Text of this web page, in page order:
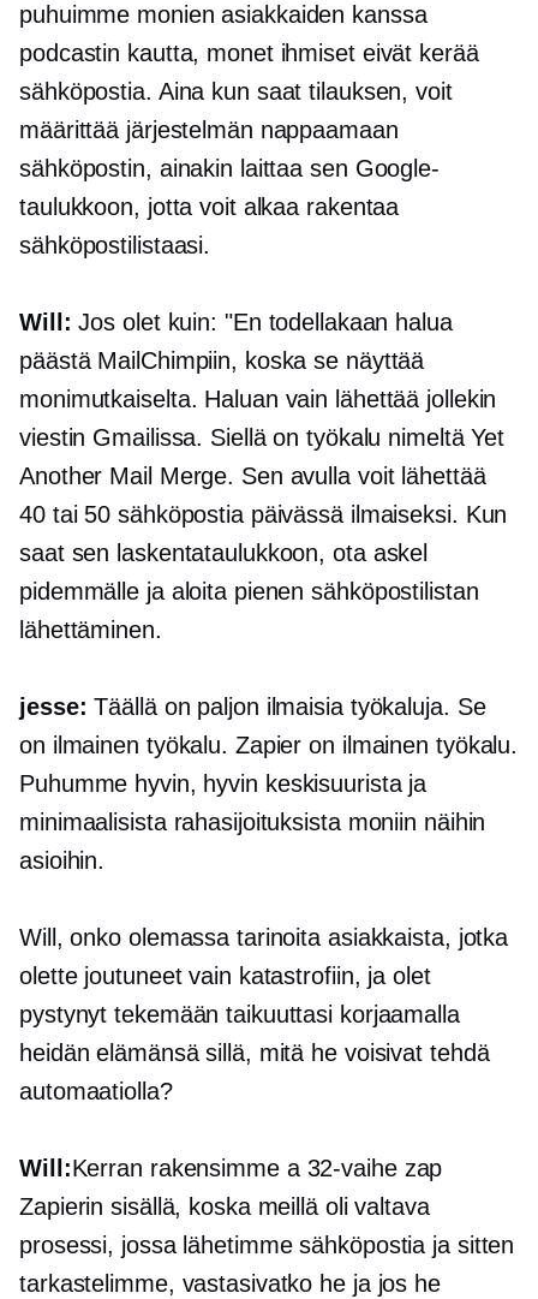
puhuimme monien asiakkaiden kanssa
podcastin kautta, monet ihmiset eivät kerää
sähköpostia. Aina kun saat tilauksen, voit
määrittää järjestelmän nappaamaan
sähköpostin, ainakin laittaa sen Google-
taulukkoon, jotta voit alkaa rakentaa
sähköpostilistaasi.
Will: Jos olet kuin: "En todellakaan halua
päästä MailChimpiin, koska se näyttää
monimutkaiselta. Haluan vain lähettää jollekin
viestin Gmailissa. Siellä on työkalu nimeltä Yet
Another Mail Merge. Sen avulla voit lähettää
40 tai 50 sähköpostia päivässä ilmaiseksi. Kun
saat sen laskentataulukkoon, ota askel
pidemmälle ja aloita pienen sähköpostilistan
lähettäminen.
jesse: Täällä on paljon ilmaisia ​​työkaluja. Se
on ilmainen työkalu. Zapier on ilmainen työkalu.
Puhumme hyvin, hyvin keskisuurista ja
minimaalisista rahasijoituksista moniin näihin
asioihin.
Will, onko olemassa tarinoita asiakkaista, jotka
olette joutuneet vain katastrofiin, ja olet
pystynyt tekemään taikuuttasi korjaamalla
heidän elämänsä sillä, mitä he voisivat tehdä
automaatiolla?
Will:Kerran rakensimme a 32-vaihezap
Zapierin sisällä, koska meillä oli valtava
prosessi, jossa lähetimme sähköpostia ja sitten
tarkastelimme, vastasivatko he ja jos he